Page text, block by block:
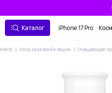
Каталог iPhone 17 Pro
IHerb Уход за кожей и лицом Очищающие